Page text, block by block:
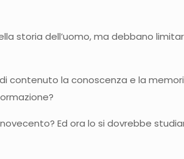
storia dell’uomo, ma debbano
contenuto la conoscenza e la
Ed ora lo si dovrebbe